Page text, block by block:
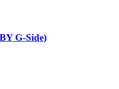
G-Side)